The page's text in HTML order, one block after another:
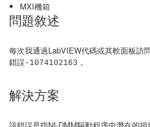
MXI機箱
問題敘述
每次我通過LabVIEW代碼或其軟面板訪
錯誤-1074102163 。
解決方案